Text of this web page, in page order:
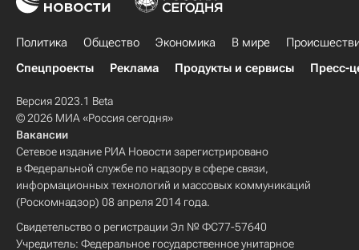
Политика Общество Экономика В мире
Спецпроекты
Реклама Продукты и сервисы Пресс-
Версия 2023.1 Beta
© 2026 МИА «Россия сегодня»
Вакансии
Сетевое издание РИА Новости зарегистрировано
в Федеральной службе по надзору в сфере связи,
информационных технологий и массовых коммуникаций
(Роскомнадзор) 08 апреля 2014 года.
Свидетельство о регистрации Эл № ФС77-57640
Учредитель: Федеральное государственное унитарное